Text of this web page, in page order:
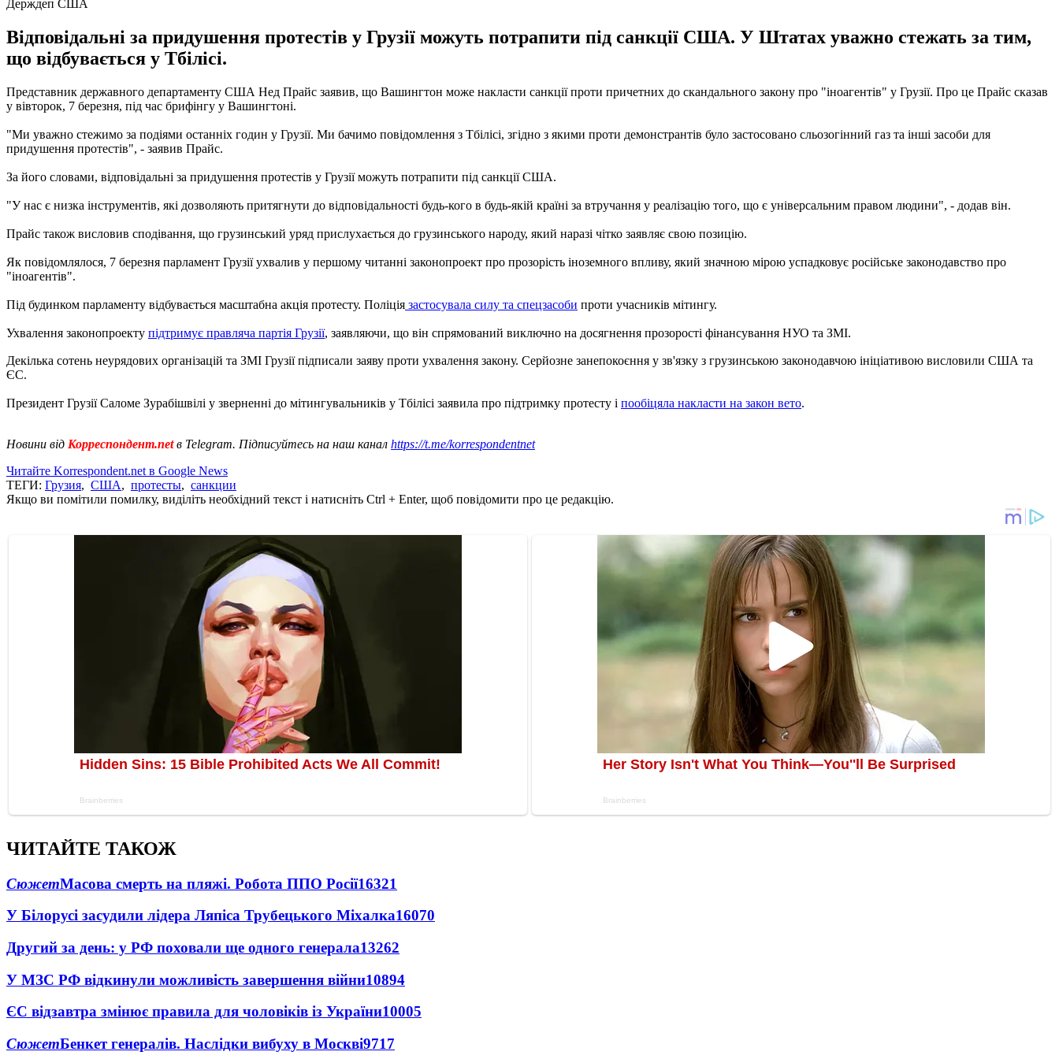
Держдеп США
Відповідальні за придушення протестів у Грузії можуть потрапити під санкції США. У Штатах уважно стежать за тим,
що відбувається у Тбілісі.
Представник державного департаменту США Нед Прайс заявив, що Вашингтон може накласти санкції проти причетних до скандального закону про "іноагентів" у Грузії. Про це Прайс сказав
у вівторок, 7 березня, під час брифінгу у Вашингтоні.
"Ми уважно стежимо за подіями останніх годин у Грузії. Ми бачимо повідомлення з Тбілісі, згідно з якими проти демонстрантів було застосовано сльозогінний газ та інші засоби для
придушення протестів", - заявив Прайс.
За його словами, відповідальні за придушення протестів у Грузії можуть потрапити під санкції США.
"У нас є низка інструментів, які дозволяють притягнути до відповідальності будь-кого в будь-якій країні за втручання у реалізацію того, що є універсальним правом людини", - додав він.
Прайс також висловив сподівання, що грузинський уряд прислухається до грузинського народу, який наразі чітко заявляє свою позицію.
Як повідомлялося, 7 березня парламент Грузії ухвалив у першому читанні законопроект про прозорість іноземного впливу, який значною мірою успадковує російське законодавство про
"іноагентів".
Під будинком парламенту відбувається масштабна акція протесту. Поліція застосувала силу та спецзасоби проти учасників мітингу.
Ухвалення законопроекту підтримує правляча партія Грузії, заявляючи, що він спрямований виключно на досягнення прозорості фінансування НУО та ЗМІ.
Декілька сотень неурядових організацій та ЗМІ Грузії підписали заяву проти ухвалення закону. Серйозне занепокоєння у зв'язку з грузинською законодавчою ініціативою висловили США та
ЄС.
Президент Грузії Саломе Зурабішвілі у зверненні до мітингувальників у Тбілісі заявила про підтримку протесту і пообіцяла накласти на закон вето.
Новини від Корреспондент.netв Telegram. Підписуйтесь на наш канал https://t.me/korrespondentnet
Читайте Korrespondent.net в Google News
ТЕГИ: Грузия, США, протесты, санкции
Якщо ви помітили помилку, виділіть необхідний текст і натисніть Ctrl + Enter, щоб повідомити про це редакцію.
ЧИТАЙТЕ ТАКОЖ
СюжетМасова смерть на пляжі. Робота ППО Росії16321
У Білорусі засудили лідера Ляпіса Трубецького Міхалка16070
Другий за день: у РФ поховали ще одного генерала13262
У МЗС РФ відкинули можливість завершення війни10894
ЄС відзавтра змінює правила для чоловіків із України10005
СюжетБенкет генералів. Наслідки вибуху в Москві9717